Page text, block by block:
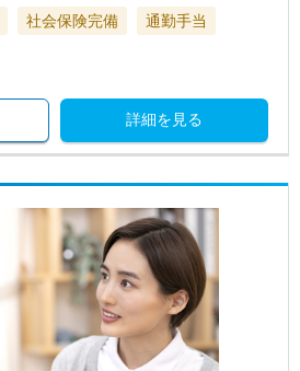
社会保険完備
通勤手当
詳細を見る